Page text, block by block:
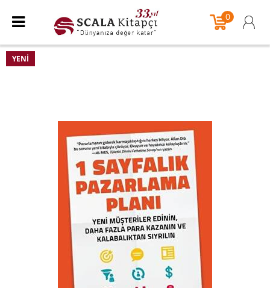
0
YENI